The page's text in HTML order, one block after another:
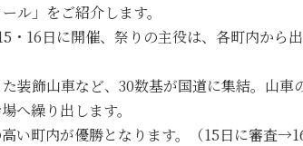
ル」をご紹介します。
16日に開催、祭りの主役は、各町内から
装飾山車など、30数基が国道に集結。山
へ繰り出します。
い町内が優勝となります。（15日に審査